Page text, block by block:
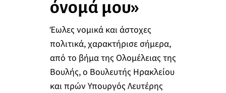
όνομά μου»
Έωλες νομικά και άστοχες
πολιτικά, χαρακτήρισε σήμερα,
από το βήμα της Ολομέλειας της
Βουλής, ο Βουλευτής Ηρακλείου
και πρών Υπουργός Λευτέρης